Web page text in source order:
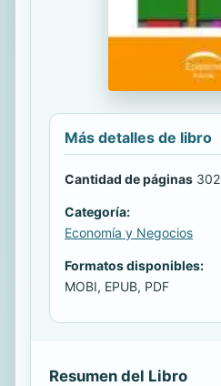
Más detalles de libro
Cantidad de páginas 302
Categoría:
Economía y Negocios
Formatos disponibles:
MOBI, EPUB, PDF
Resumen del Libro